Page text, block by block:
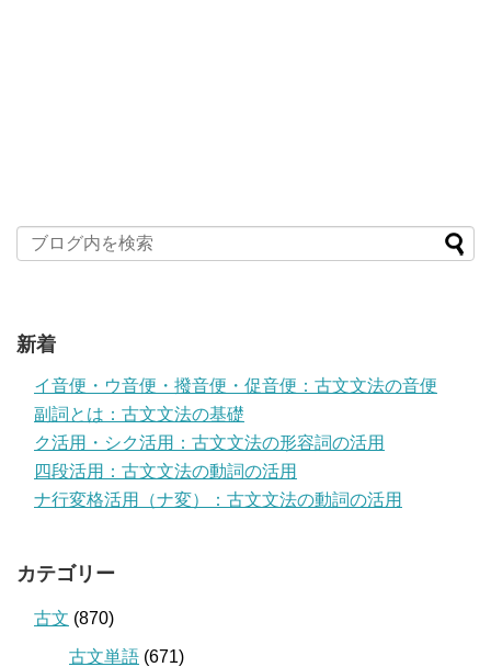
新着
イ音便・ウ音便・撥音便・促音便：古文文法の音便
副詞とは：古文文法の基礎
ク活用・シク活用：古文文法の形容詞の活用
四段活用：古文文法の動詞の活用
ナ行変格活用（ナ変）：古文文法の動詞の活用
カテゴリー
古文 (870)
古文単語 (671)